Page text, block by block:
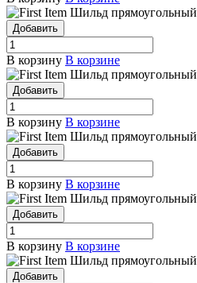
Шильд
Добавить
В корзину В корзине
Шильд
Добавить
В корзину В корзине
Шильд
Добавить
В корзину В корзине
Шильд
Добавить
В корзину В корзине
Шильд
Добавить